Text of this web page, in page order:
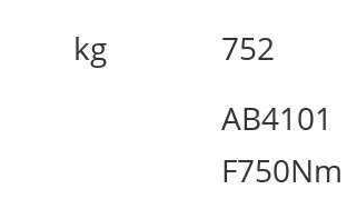
kg 752
AB4101
F750Nm